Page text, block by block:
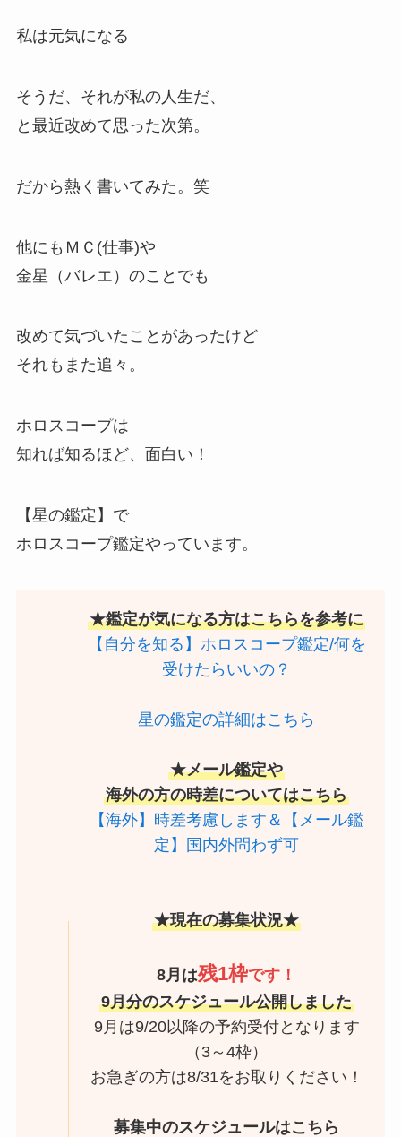
私は元気になる
そうだ、それが私の人生だ、
と最近改めて思った次第。
だから熱く書いてみた。笑
他にもＭＣ(仕事)や
金星（バレエ）のことでも
改めて気づいたことがあったけど
それもまた追々。
ホロスコープは
知れば知るほど、面白い！
【星の鑑定】で
ホロスコープ鑑定やっています。
★鑑定が気になる方はこちらを参考に
【自分を知る】ホロスコープ鑑定/何を
受けたらいいの？
星の鑑定の詳細はこちら
★メール鑑定や
海外の方の時差についてはこちら
【海外】時差考慮します＆【メール鑑
定】国内外問わず可
★現在の募集状況★
8月は残1枠です！
9月分のスケジュール公開しました
9月は9/20以降の予約受付となります
（3～4枠）
お急ぎの方は8/31をお取りください！
募集中のスケジュールはこちら